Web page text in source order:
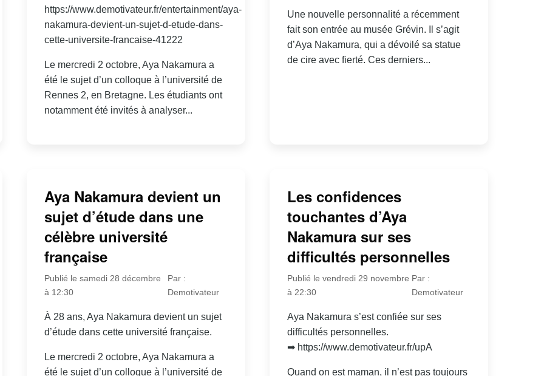
https://www.demotivateur.fr/entertainment/aya-
nakamura-devient-un-sujet-d-etude-dans-
cette-universite-francaise-41222
Le mercredi 2 octobre, Aya Nakamura a
été le sujet d’un colloque à l’université de
Rennes 2, en Bretagne. Les étudiants ont
notamment été invités à analyser...
Une nouvelle personnalité a récemment
fait son entrée au musée Grévin. Il s’agit
d’Aya Nakamura, qui a dévoilé sa statue
de cire avec fierté. Ces derniers...
Aya Nakamura devient un
sujet d’étude dans une
célèbre université
française
Publié le samedi 28 décembre
à 12:30
Par :
Demotivateur
À 28 ans, Aya Nakamura devient un sujet
d’étude dans cette université française.
Le mercredi 2 octobre, Aya Nakamura a
été le sujet d’un colloque à l’université de
Les confidences
touchantes d’Aya
Nakamura sur ses
difficultés personnelles
Publié le vendredi 29 novembre
à 22:30
Par :
Demotivateur
Aya Nakamura s’est confiée sur ses
difficultés personnelles.
➡ https://www.demotivateur.fr/upA
Quand on est maman, il n’est pas toujours